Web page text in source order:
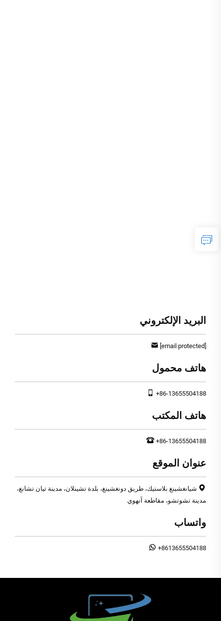
البريد الإلكتروني
[email protected]
هاتف محمول
+86-13655504188
هاتف المكتب
+86-13655504188
عنوان الموقع
شيانغشينغ بلاستيك، طريق دونغشينغ، بلدة تشينلان، مدينة تيان تشانغ،
مدينة تشوتشو، مقاطعة آنهوي
واتساب
+8613655504188